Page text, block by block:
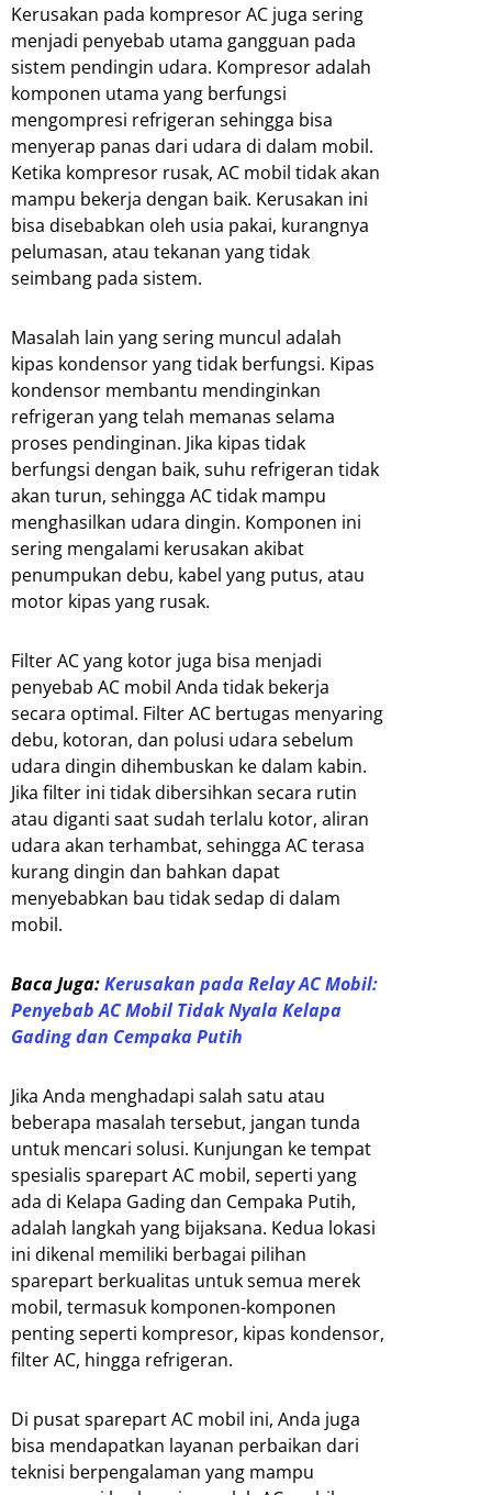
Kerusakan pada kompresor AC juga sering
menjadi penyebab utama gangguan pada
sistem pendingin udara. Kompresor adalah
komponen utama yang berfungsi
mengompresi refrigeran sehingga bisa
menyerap panas dari udara di dalam mobil.
Ketika kompresor rusak, AC mobil tidak akan
mampu bekerja dengan baik. Kerusakan ini
bisa disebabkan oleh usia pakai, kurangnya
pelumasan, atau tekanan yang tidak
seimbang pada sistem.
Masalah lain yang sering muncul adalah
kipas kondensor yang tidak berfungsi. Kipas
kondensor membantu mendinginkan
refrigeran yang telah memanas selama
proses pendinginan. Jika kipas tidak
berfungsi dengan baik, suhu refrigeran tidak
akan turun, sehingga AC tidak mampu
menghasilkan udara dingin. Komponen ini
sering mengalami kerusakan akibat
penumpukan debu, kabel yang putus, atau
motor kipas yang rusak.
Filter AC yang kotor juga bisa menjadi
penyebab AC mobil Anda tidak bekerja
secara optimal. Filter AC bertugas menyaring
debu, kotoran, dan polusi udara sebelum
udara dingin dihembuskan ke dalam kabin.
Jika filter ini tidak dibersihkan secara rutin
atau diganti saat sudah terlalu kotor, aliran
udara akan terhambat, sehingga AC terasa
kurang dingin dan bahkan dapat
menyebabkan bau tidak sedap di dalam
mobil.
Baca Juga:Kerusakan pada Relay AC Mobil:
Penyebab AC Mobil Tidak Nyala Kelapa
Gading dan Cempaka Putih
Jika Anda menghadapi salah satu atau
beberapa masalah tersebut, jangan tunda
untuk mencari solusi. Kunjungan ke tempat
spesialis sparepart AC mobil, seperti yang
ada di Kelapa Gading dan Cempaka Putih,
adalah langkah yang bijaksana. Kedua lokasi
ini dikenal memiliki berbagai pilihan
sparepart berkualitas untuk semua merek
mobil, termasuk komponen-komponen
penting seperti kompresor, kipas kondensor,
filter AC, hingga refrigeran.
Di pusat sparepart AC mobil ini, Anda juga
bisa mendapatkan layanan perbaikan dari
teknisi berpengalaman yang mampu